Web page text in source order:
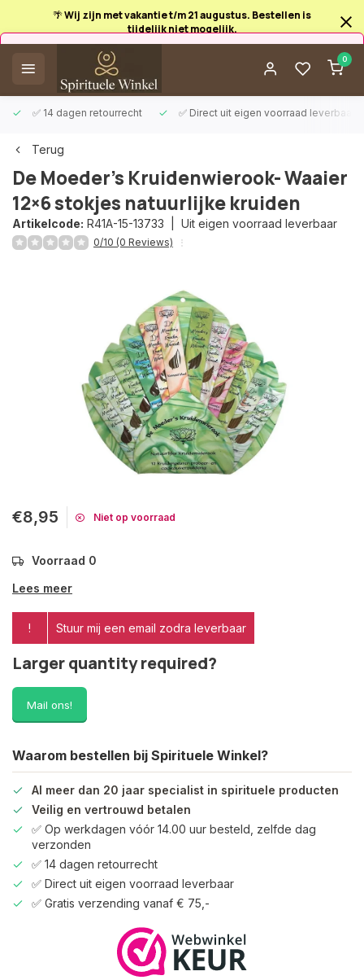
🌴 Wij zijn met vakantie t/m 21 augustus. Bestellen is
tijdelijk niet mogelijk.
0
✅ 14 dagen retourrecht ✅ Direct uit eigen voorraad leverbaar
Afrekenen is uitgeschakeld.
Terug
De Moeder's Kruidenwierook- Waaier
12×6 stokjes natuurlijke kruiden
Artikelcode: R41A-15-13733 | Uit eigen voorraad leverbaar
0/10 (0 Reviews)
€8,95 Niet op voorraad
Voorraad 0
Lees meer
! Stuur mij een email zodra leverbaar
Larger quantity required?
Mail ons!
Waarom bestellen bij Spirituele Winkel?
Al meer dan 20 jaar specialist in spirituele producten
Veilig en vertrouwd betalen
✅ Op werkdagen vóór 14.00 uur besteld, zelfde dag
verzonden
✅ 14 dagen retourrecht
✅ Direct uit eigen voorraad leverbaar
✅ Gratis verzending vanaf € 75,-